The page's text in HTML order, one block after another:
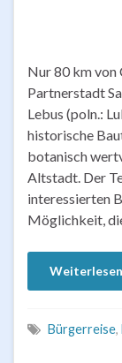
Nur 80 km
Partnerstadt
Lebus (poln.:
historische
botanisch
Altstadt. Der
interessierten
Möglichkeit,
Weiterlesen
Bürgerreise,